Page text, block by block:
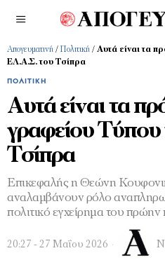
Απογευματινή / Πολιτική / Αυτά είναι τα
ΕΛ.Α.Σ. του Τσίπρα
ΠΟΛΙΤΙΚΉ
Αυτά είναι τα
γραφείου
Τσίπρα
Επικεφαλής η Θεώνη
αναλαμβάνουν ρόλο
πολιτικό εγχείρημα του
20:27 - 27 Μαΐου 2026